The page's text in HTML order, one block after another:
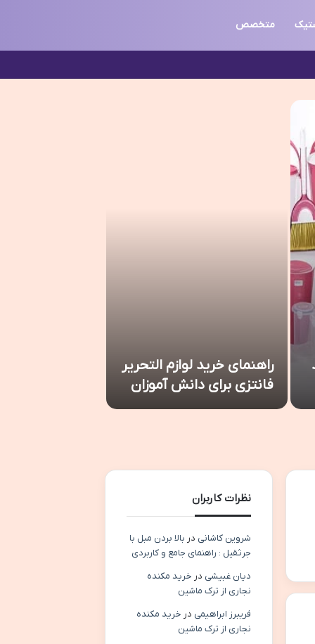
متخصص
راهنمای خرید لوازم التحریر
فانتزی برای دانش آموزان
نظرات کاربران
شروین کاشانی در بالا بردن مبل با
جرثقیل : راهنمای جامع و کاربردی
دیان غبیشی در خرید مکنده
نجاری از ترک ماشین
فریبرز ابراهیمی در خرید مکنده
نجاری از ترک ماشین